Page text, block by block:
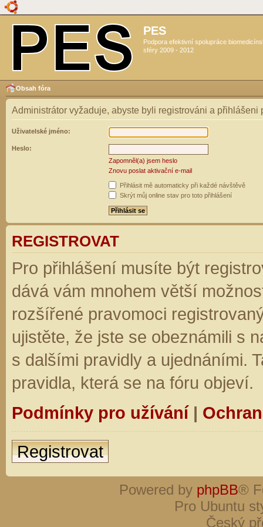
PES
Podpora efektivní spolupráce
sféry 2009 - 2012
Obsah fóra
Administrátor vyžaduje, abyste byli registrováni a přihlášeni
Uživatelské jméno:
Heslo:
Zapomněl(a) jsem heslo
Znovu poslat aktivační e-mail
Přihlásit mě automaticky při každé návštěvě
Skrýt můj online stav pro toto přihlášení
REGISTROVAT
Pro přihlášení musíte být
dává vám mnohem větší
rozšířené pravomoci
ujistěte, že jste se obeznámili s
s dalšími pravidly a ujednáními.
pravidla, která se na fóru objeví.
Podmínky pro užívání|
Registrovat
Powered by phpBB®
Pro Ubuntu
Český